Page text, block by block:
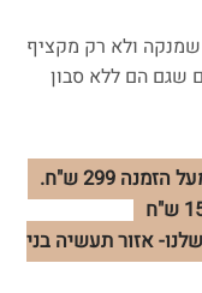
שמנקה ולא רק מקציף
שגם הם ללא סבון
אזור תעשיה בני